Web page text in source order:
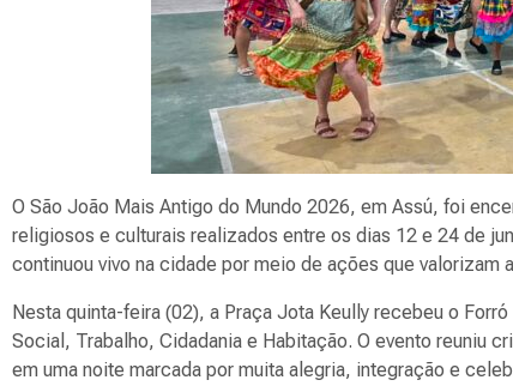
O São João Mais Antigo do Mundo 2026, em Assú, foi
religiosos e culturais realizados entre os dias 12 e 24 de
continuou vivo na cidade por meio de ações que
Nesta quinta-feira (02), a Praça Jota Keully recebeu o
Social, Trabalho, Cidadania e Habitação. O evento reuniu
em uma noite marcada por muita alegria, integração e